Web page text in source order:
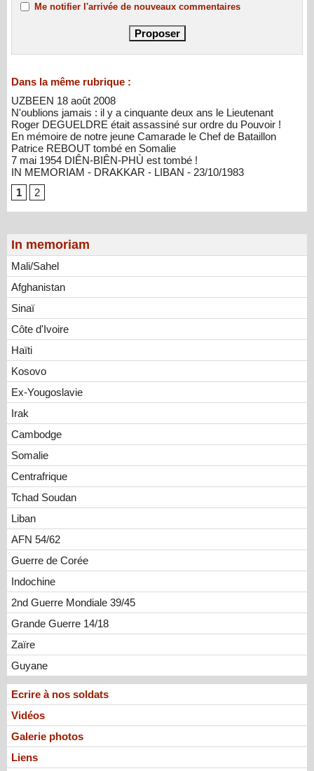
In memoriam
Mali/Sahel
Afghanistan
Sinaï
Côte d'Ivoire
Haïti
Kosovo
Ex-Yougoslavie
Irak
Cambodge
Somalie
Centrafrique
Tchad Soudan
Liban
AFN 54/62
Guerre de Corée
Indochine
2nd Guerre Mondiale 39/45
Grande Guerre 14/18
Zaïre
Guyane
Ecrire à nos soldats
Vidéos
Galerie photos
Liens
Me notifier l'arrivée de nouveaux commentaires
Dans la même rubrique :
UZBEEN 18 août 2008
N'oublions jamais : il y a cinquante deux ans le Lieutenant
Roger DEGUELDRE était assassiné sur ordre du Pouvoir !
En mémoire de notre jeune Camarade le Chef de Bataillon
Patrice REBOUT tombé en Somalie
7 mai 1954 DIÊN-BIÊN-PHÙ est tombé !
IN MEMORIAM - DRAKKAR - LIBAN - 23/10/1983
1
2